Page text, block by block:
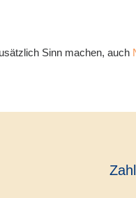
Sinn machen, auch